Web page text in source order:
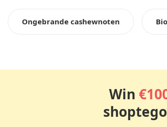
Ongebrande cashewnoten
Win